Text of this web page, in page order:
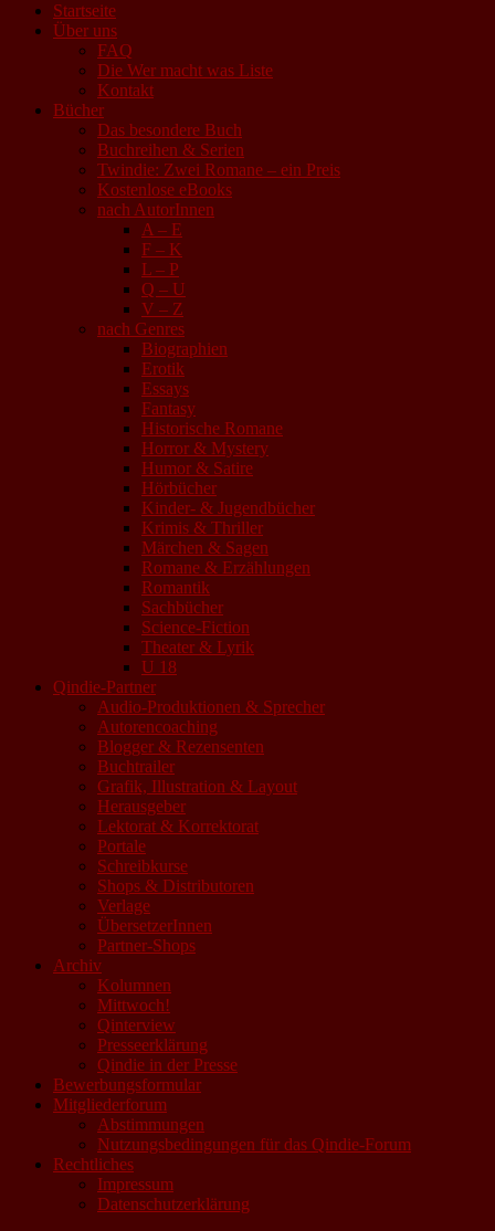
Startseite
Über uns
FAQ
Die Wer macht was Liste
Kontakt
Bücher
Das besondere Buch
Buchreihen & Serien
Twindie: Zwei Romane – ein Preis
Kostenlose eBooks
nach AutorInnen
A – E
F – K
L – P
Q – U
V – Z
nach Genres
Biographien
Erotik
Essays
Fantasy
Historische Romane
Horror & Mystery
Humor & Satire
Hörbücher
Kinder- & Jugendbücher
Krimis & Thriller
Märchen & Sagen
Romane & Erzählungen
Romantik
Sachbücher
Science-Fiction
Theater & Lyrik
U 18
Qindie-Partner
Audio-Produktionen & Sprecher
Autorencoaching
Blogger & Rezensenten
Buchtrailer
Grafik, Illustration & Layout
Herausgeber
Lektorat & Korrektorat
Portale
Schreibkurse
Shops & Distributoren
Verlage
ÜbersetzerInnen
Partner-Shops
Archiv
Kolumnen
Mittwoch!
Qinterview
Presseerklärung
Qindie in der Presse
Bewerbungsformular
Mitgliederforum
Abstimmungen
Nutzungsbedingungen für das Qindie-Forum
Rechtliches
Impressum
Datenschutzerklärung